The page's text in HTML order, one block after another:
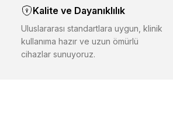
Kalite ve Dayanıklılık
Uluslararası standartlara uygun, klinik
kullanıma hazır ve uzun ömürlü
cihazlar sunuyoruz.